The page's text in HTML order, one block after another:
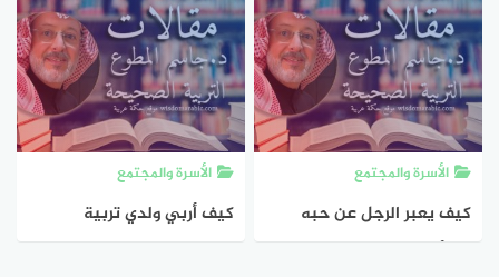
الأسرة والمجتمع
كيف يعبر الرجل عن حبه
الأسرة والمجتمع
كيف أربي ولدي تربية